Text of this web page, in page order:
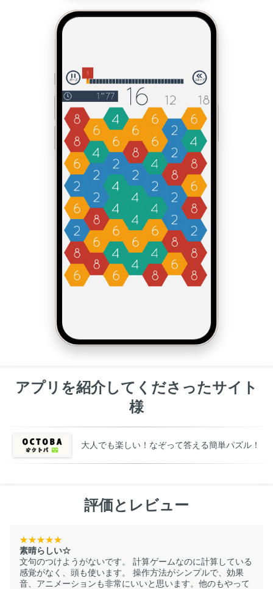
アプリを紹介してくださったサイト
様
大人でも楽しい！なぞって答える簡単パズル！
評価とレビュー
素晴らしい☆
文句のつけようがないです。 計算ゲームなのに計算している
感覚がなく、頭も使います。 操作方法がシンプルで、効果
音、アニメーションも非常にいいと思います。他のもやって